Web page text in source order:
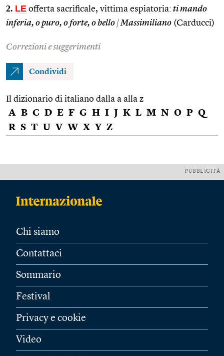
2. LE offerta sacrificale, vittima espiatoria: ti mando
inferia, o puro, o forte, o bello | Massimiliano (Carducci)
Correzioni e suggerimenti
Condividi
Il dizionario di italiano dalla a alla z
A B C D E F G H I J K L M N O P Q
R S T U V W X Y Z
PUBBLICITÀ
Chi siamo
Contattaci
Sommario
Festival
Privacy e cookie
Video